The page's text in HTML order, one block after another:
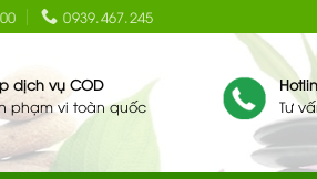
0939.467.245
dịch vụ COD
phạm vi toàn quốc
Tư